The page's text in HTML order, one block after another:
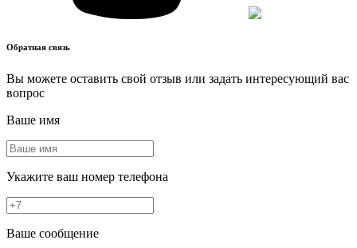
Обратная связь
Вы можете оставить свой отзыв или задать интересующий вас
вопрос
Ваше имя
Укажите ваш номер телефона
Ваше сообщение